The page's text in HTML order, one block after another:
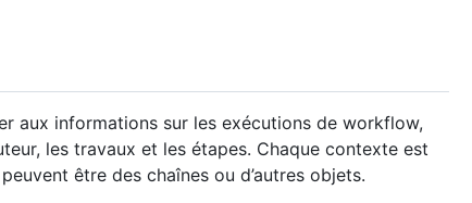
aux informations sur les exécutions de workflow,
les travaux et les étapes. Chaque contexte est
être des chaînes ou d’autres objets.